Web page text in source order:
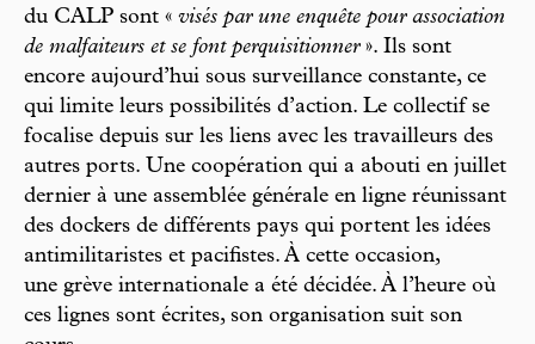
du CALP sont « visés par une enquête pour association
de malfaiteurs et se font perquisitionner». Ils sont
encore aujourd’hui sous surveillance constante, ce
qui limite leurs possibilités d’action. Le collectif se
focalise depuis sur les liens avec les travailleurs des
autres ports. Une coopération qui a abouti en juillet
dernier à une assemblée générale en ligne réunissant
des dockers de différents pays qui portent les idées
antimilitaristes et pacifistes. À cette occasion,
une grève internationale a été décidée. À l’heure où
ces lignes sont écrites, son organisation suit son